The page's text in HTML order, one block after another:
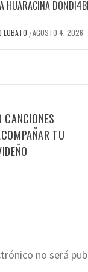
HUARACINA
LOBATO /AGOSTO 4, 2026
TU
no será